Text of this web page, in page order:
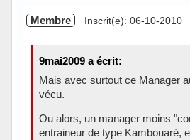
Membre Inscrit(e): 06-10-2010
9mai2009 a écrit:
Mais avec surtout ce Manager
vécu.
Ou alors, un manager moins
entraineur de type Kambouaré,